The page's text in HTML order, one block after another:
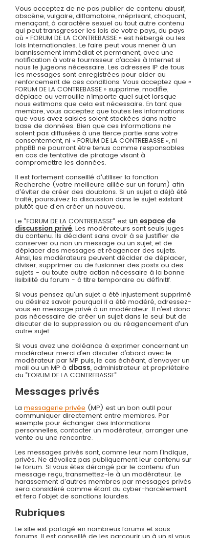
Vous acceptez de ne pas publier de contenu abusif,
obscène, vulgaire, diffamatoire, méprisant, choquant,
menaçant, à caractère sexuel ou tout autre contenu
qui peut transgresser les lois de votre pays, du pays
où « FORUM DE LA CONTREBASSE » est hébergé ou les
lois internationales. Le faire peut vous mener à un
bannissement immédiat et permanent, avec une
notification à votre fournisseur d’accès à Internet si
nous le jugeons nécessaire. Les adresses IP de tous
les messages sont enregistrées pour aider au
renforcement de ces conditions. Vous acceptez que «
FORUM DE LA CONTREBASSE » supprime, modifie,
déplace ou verrouille n’importe quel sujet lorsque
nous estimons que cela est nécessaire. En tant que
membre, vous acceptez que toutes les informations
que vous avez saisies soient stockées dans notre
base de données. Bien que ces informations ne
soient pas diffusées à une tierce partie sans votre
consentement, ni « FORUM DE LA CONTREBASSE », ni
phpBB ne pourront être tenus comme responsables
en cas de tentative de piratage visant à
compromettre les données.
Il est fortement conseillé d'utiliser la fonction
Recherche (votre meilleure alliée sur un forum) afin
d'éviter de créer des doublons. Si un sujet a déjà été
traité, poursuivez la discussion dans le sujet existant
plutôt que d'en créer un nouveau.
Le ”FORUM DE LA CONTREBASSE” est un espace de
discussion privé. Les modérateurs sont seuls juges
du contenu. Ils décident sans avoir à se justifier de
conserver ou non un message ou un sujet, et de
déplacer des messages et réagencer des sujets.
Ainsi, les modérateurs peuvent décider de déplacer,
diviser, supprimer ou de fusionner des posts ou des
sujets - ou toute autre action nécessaire à la bonne
lisibilité du forum - à titre temporaire ou définitif.
Si vous pensez qu'un sujet a été injustement supprimé
ou désirez savoir pourquoi il a été modéré, adressez-
vous en message privé à un modérateur. Il n’est donc
pas nécessaire de créer un sujet dans le seul but de
discuter de la suppression ou du réagencement d'un
autre sujet.
Si vous avez une doléance à exprimer concernant un
modérateur merci d’en discuter d’abord avec le
modérateur par MP puis, le cas échéant, d’envoyer un
mail ou un MP à dbass, administrateur et propriétaire
du ”FORUM DE LA CONTREBASSE”.
Messages privés
Lamessagerie privée (MP) est un bon outil pour
communiquer directement entre membres. Par
exemple pour échanger des informations
personnelles, contacter un modérateur, arranger une
vente ou une rencontre.
Les messages privés sont, comme leur nom l'indique,
privés. Ne dévoilez pas publiquement leur contenu sur
le forum. Si vous êtes dérangé par le contenu d'un
message reçu, transmettez-le à un modérateur. Le
harassement d'autres membres par messages privés
sera considéré comme étant du cyber-harcèlement
et fera l'objet de sanctions lourdes.
Rubriques
Le site est partagé en nombreux forums et sous